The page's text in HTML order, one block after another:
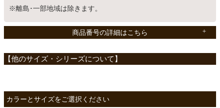
ホームオフィス
こたつ
寝具
※離島･一部地域は除きます。
商品番号の詳細はこちら